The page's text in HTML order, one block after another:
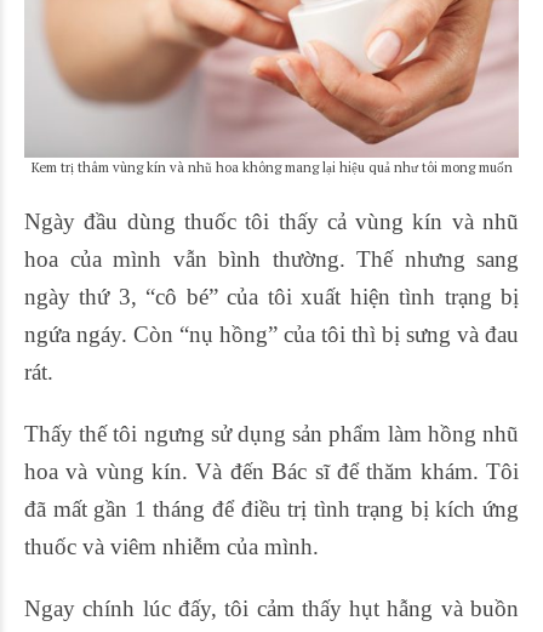
Kem trị thâm vùng kín và nhũ hoa không mang lại hiệu quả như tôi mong muốn
Ngày đầu dùng thuốc tôi thấy cả vùng kín và nhũ
hoa của mình vẫn bình thường. Thế nhưng sang
ngày thứ 3, “cô bé” của tôi xuất hiện tình trạng bị
ngứa ngáy. Còn “nụ hồng” của tôi thì bị sưng và đau
rát.
Thấy thế tôi ngưng sử dụng sản phẩm làm hồng nhũ
hoa và vùng kín. Và đến Bác sĩ để thăm khám. Tôi
đã mất gần 1 tháng để điều trị tình trạng bị kích ứng
thuốc và viêm nhiễm của mình.
Ngay chính lúc đấy, tôi cảm thấy hụt hẫng và buồn